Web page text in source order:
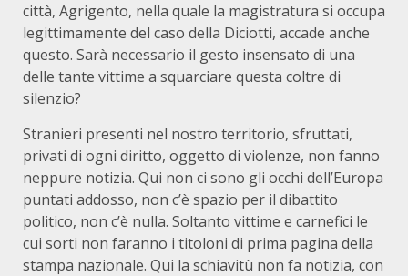
città, Agrigento, nella quale la magistratura si occupa
legittimamente del caso della Diciotti, accade anche
questo. Sarà necessario il gesto insensato di una
delle tante vittime a squarciare questa coltre di
silenzio?
Stranieri presenti nel nostro territorio, sfruttati,
privati di ogni diritto, oggetto di violenze, non fanno
neppure notizia. Qui non ci sono gli occhi dell’Europa
puntati addosso, non c’è spazio per il dibattito
politico, non c’è nulla. Soltanto vittime e carnefici le
cui sorti non faranno i titoloni di prima pagina della
stampa nazionale. Qui la schiavitù non fa notizia, con